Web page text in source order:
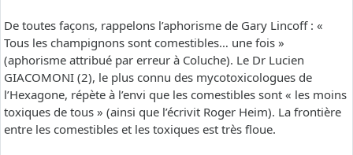
De toutes façons, rappelons l’aphorisme de Gary Lincoff : «
Tous les champignons sont comestibles… une fois »
(aphorisme attribué par erreur à Coluche). Le Dr Lucien
GIACOMONI (2), le plus connu des mycotoxicologues de
l’Hexagone, répète à l’envi que les comestibles sont « les moins
toxiques de tous » (ainsi que l’écrivit Roger Heim). La frontière
entre les comestibles et les toxiques est très floue.